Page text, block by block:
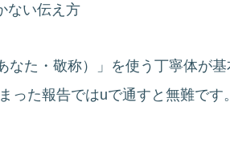
ない伝え方
た・敬称）」を使う丁寧体が
った報告ではuで通すと無難です。